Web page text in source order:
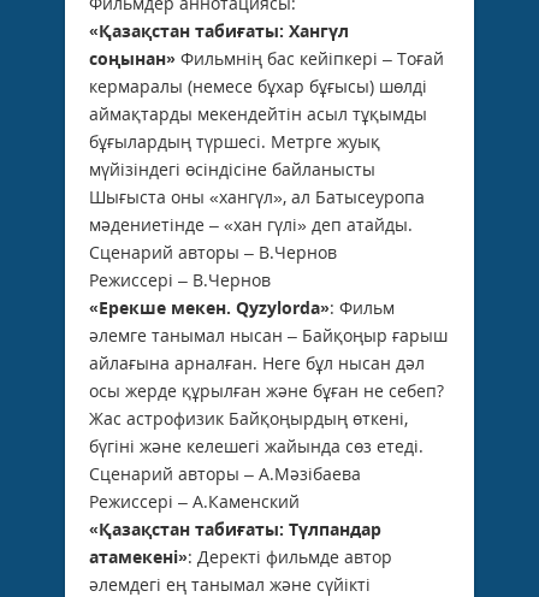
«Қазақстан табиғаты: Хангүл
соңынан» Фильмнің бас кейіпкері – Тоғай
кермаралы (немесе бұхар бұғысы) шөлді
аймақтарды мекендейтін асыл тұқымды
бұғылардың түршесі. Метрге жуық
мүйізіндегі өсіндісіне байланысты
Шығыста оны «хангүл», ал Батысеуропа
мәдениетінде – «хан гүлі» деп атайды.
Сценарий авторы – В.Чернов
Режиссері – В.Чернов
«Ерекше мекен. Qyzylorda»: Фильм
әлемге танымал нысан – Байқоңыр ғарыш
айлағына арналған. Неге бұл нысан дәл
осы жерде құрылған және бұған не себеп?
Жас астрофизик Байқоңырдың өткені,
бүгіні және келешегі жайында сөз етеді.
Сценарий авторы – А.Мәзібаева
Режиссері – А.Каменский
«Қазақстан табиғаты: Түлпандар
атамекені»: Деректі фильмде автор
әлемдегі ең танымал және сүйікті